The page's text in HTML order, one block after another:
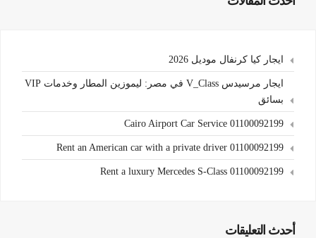
ايجار كيا كرنفال موديل 2026
ايجار مرسيدس V_Class في مصر: ليموزين المطار وخدمات VIP
بسائق
Cairo Airport Car Service 01100092199
Rent an American car with a private driver 01100092199
Rent a luxury Mercedes S-Class 01100092199
أحدث التعليقات